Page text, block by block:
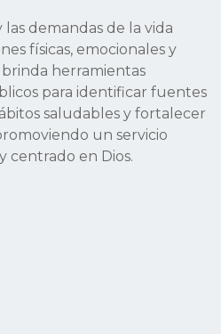
demandas de la vida
físicas, emocionales y
herramientas
para identificar fuentes
saludables y fortalecer
un servicio
centrado en Dios.